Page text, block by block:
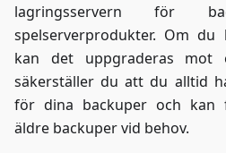
lagringsservern för
spelserverprodukter. Om
kan det uppgraderas
säkerställer du att du alltid
för dina backuper och kan
äldre backuper vid behov.